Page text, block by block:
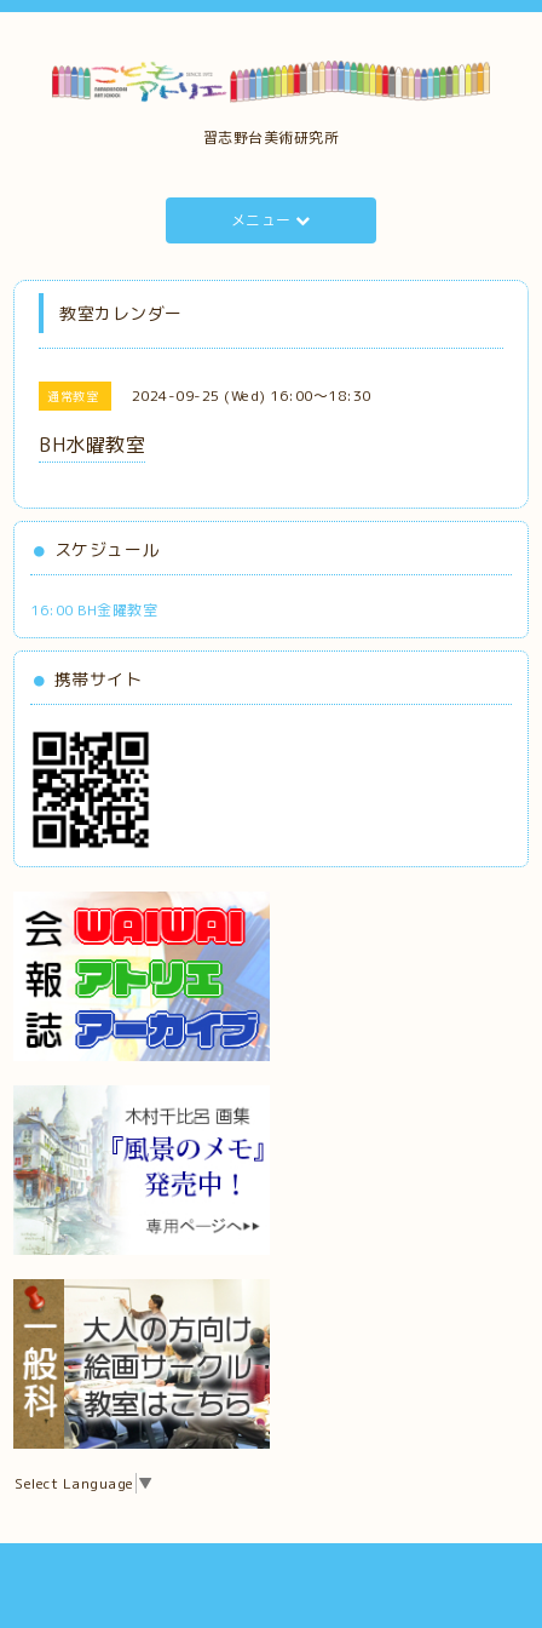
習志野台美術研究所
メニュー
教室カレンダー
通常教室 2024-09-25 (Wed) 16:00～18:30
BH水曜教室
スケジュール
16:00 BH金曜教室
携帯サイト
Select Language ▼